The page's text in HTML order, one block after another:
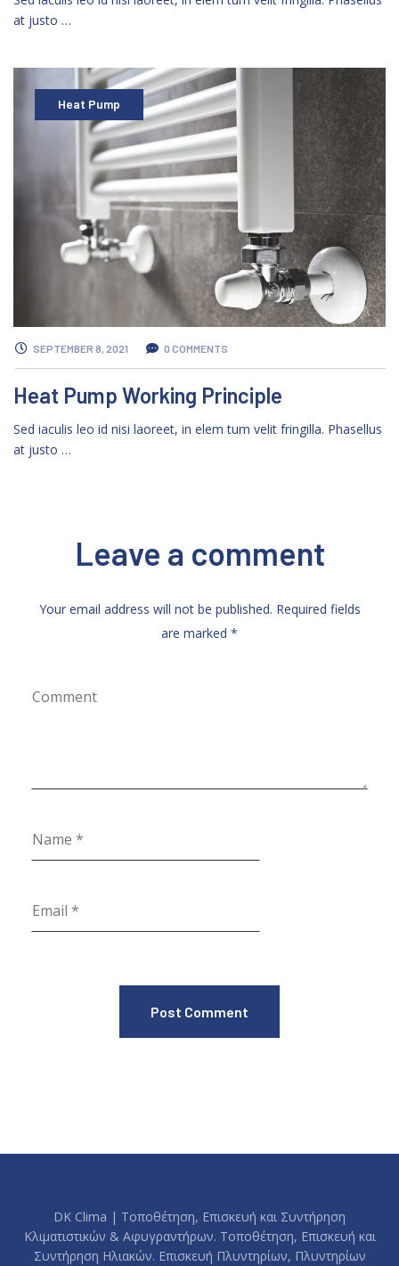
at justo …
Heat Pump
SEPTEMBER 8, 2021 0 COMMENTS
Heat Pump Working Principle
Sed iaculis leo id nisi laoreet, in elem tum velit fringilla. Phasellus
at justo …
Leave a comment
Your email address will not be published. Required fields
are marked *
DK Clima | Τοποθέτηση, Επισκευή και Συντήρηση
Κλιματιστικών & Αφυγραντήρων. Τοποθέτηση, Επισκευή και
Συντήρηση Ηλιακών. Επισκευή Πλυντηρίων, Πλυντηρίων